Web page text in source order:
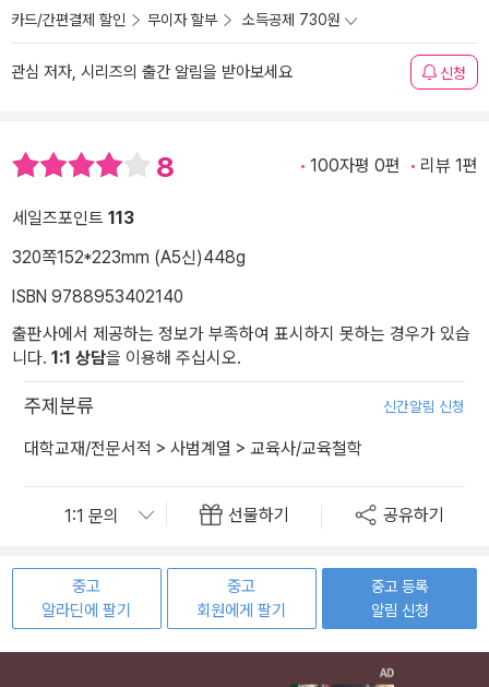
카드/간편결제 할인 무이자 할부 소득공제 730원
관심 저자, 시리즈의 출간 알림을 받아보세요 신청
8 100자평 0편 리뷰 1편
세일즈포인트 113
320쪽152*223mm (A5신)448g
ISBN 9788953402140
출판사에서 제공하는 정보가 부족하여 표시하지 못하는 경우가 있습
니다. 1:1 상담을 이용해 주십시오.
주제분류 신간알림 신청
대학교재/전문서적 > 사범계열 > 교육사/교육철학
선물하기 공유하기
중고
알라딘에 팔기
중고
회원에게 팔기
중고 등록
알림 신청